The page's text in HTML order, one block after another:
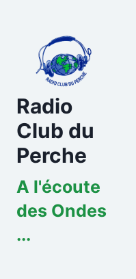
contenu
Radio
Club du
Perche
A l'écoute
des Ondes
...